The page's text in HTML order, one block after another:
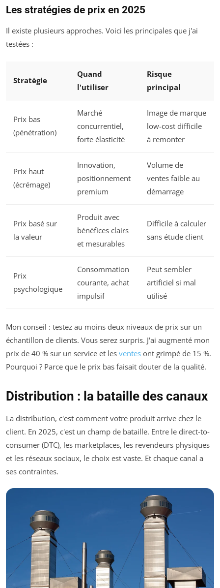
Les stratégies de prix en 2025
Il existe plusieurs approches. Voici les principales que j'ai
testées :
Stratégie
Quand
l'utiliser
Risque
principal
Prix bas
(pénétration)
Marché
concurrentiel,
forte élasticité
Image de marque
low-cost difficile
à remonter
Prix haut
(écrémage)
Innovation,
positionnement
premium
Volume de
ventes faible au
démarrage
Prix basé sur
la valeur
Produit avec
bénéfices clairs
et mesurables
Difficile à calculer
sans étude client
Prix
psychologique
Consommation
courante, achat
impulsif
Peut sembler
artificiel si mal
utilisé
Mon conseil : testez au moins deux niveaux de prix sur un
échantillon de clients. Vous serez surpris. J'ai augmenté mon
prix de 40 % sur un service et les ventes ont grimpé de 15 %.
Pourquoi ? Parce que le prix bas faisait douter de la qualité.
Distribution : la bataille des canaux
La distribution, c'est comment votre produit arrive chez le
client. En 2025, c'est un champ de bataille. Entre le direct-to-
consumer (DTC), les marketplaces, les revendeurs physiques
et les réseaux sociaux, le choix est vaste. Et chaque canal a
ses contraintes.